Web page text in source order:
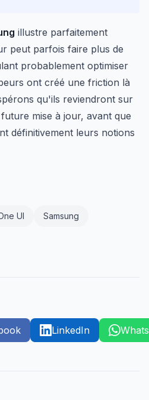
illustre parfaitement
peut parfois faire plus de
probablement optimiser
ont créé une friction là
qu'ils reviendront sur
mise à jour, avant que
définitivement leurs notions
UI Samsung
LinkedIn